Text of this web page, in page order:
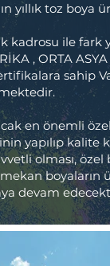
yıllık toz boya
kadrosu ile
, ORTA
sahip
en önemli
yapılıp
olması,
devam